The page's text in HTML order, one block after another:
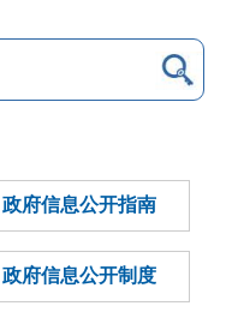
政府信息公开指南
政府信息公开制度